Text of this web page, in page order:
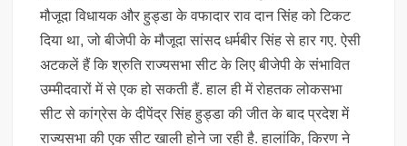
मौजूदा विधायक और हुड्डा के वफादार राव दान सिंह को टिकट
दिया था, जो बीजेपी के मौजूदा सांसद धर्मबीर सिंह से हार गए. ऐसी
अटकलें हैं कि श्रुति राज्यसभा सीट के लिए बीजेपी के संभावित
उम्मीदवारों में से एक हो सकती हैं. हाल ही में रोहतक लोकसभा
सीट से कांग्रेस के दीपेंद्र सिंह हुड्डा की जीत के बाद प्रदेश में
राज्यसभा की एक सीट खाली होने जा रही है. हालांकि, किरण ने